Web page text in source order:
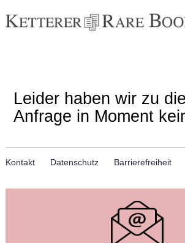
Leider haben wir zu
Anfrage in Moment
Kontakt Datenschutz Barrierefreiheit